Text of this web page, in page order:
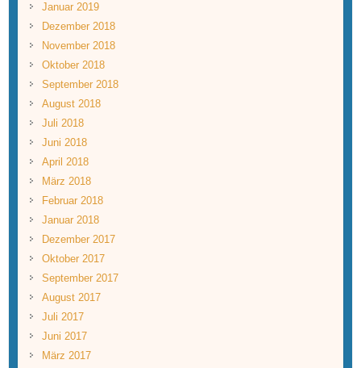
Januar 2019
Dezember 2018
November 2018
Oktober 2018
September 2018
August 2018
Juli 2018
Juni 2018
April 2018
März 2018
Februar 2018
Januar 2018
Dezember 2017
Oktober 2017
September 2017
August 2017
Juli 2017
Juni 2017
März 2017